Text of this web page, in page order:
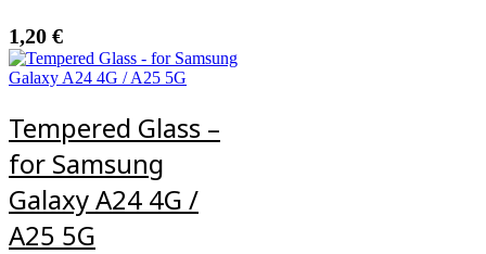
1,20 €
Tempered Glass –
for Samsung
Galaxy A24 4G /
A25 5G